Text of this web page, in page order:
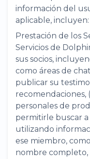
información del
aplicable, incluyen:
Prestación de los
Servicios de
sus socios,
como áreas de
publicar su
recomendaciones,
personales de
permitirle buscar
utilizando
ese miembro,
nombre completo,